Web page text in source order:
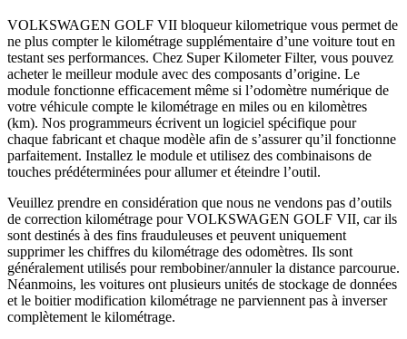
VOLKSWAGEN GOLF VII bloqueur kilometrique vous permet de
ne plus compter le kilométrage supplémentaire d’une voiture tout en
testant ses performances. Chez Super Kilometer Filter, vous pouvez
acheter le meilleur module avec des composants d’origine. Le
module fonctionne efficacement même si l’odomètre numérique de
votre véhicule compte le kilométrage en miles ou en kilomètres
(km). Nos programmeurs écrivent un logiciel spécifique pour
chaque fabricant et chaque modèle afin de s’assurer qu’il fonctionne
parfaitement. Installez le module et utilisez des combinaisons de
touches prédéterminées pour allumer et éteindre l’outil.
Veuillez prendre en considération que nous ne vendons pas d’outils
de correction kilométrage pour VOLKSWAGEN GOLF VII, car ils
sont destinés à des fins frauduleuses et peuvent uniquement
supprimer les chiffres du kilométrage des odomètres. Ils sont
généralement utilisés pour rembobiner/annuler la distance parcourue.
Néanmoins, les voitures ont plusieurs unités de stockage de données
et le boitier modification kilométrage ne parviennent pas à inverser
complètement le kilométrage.